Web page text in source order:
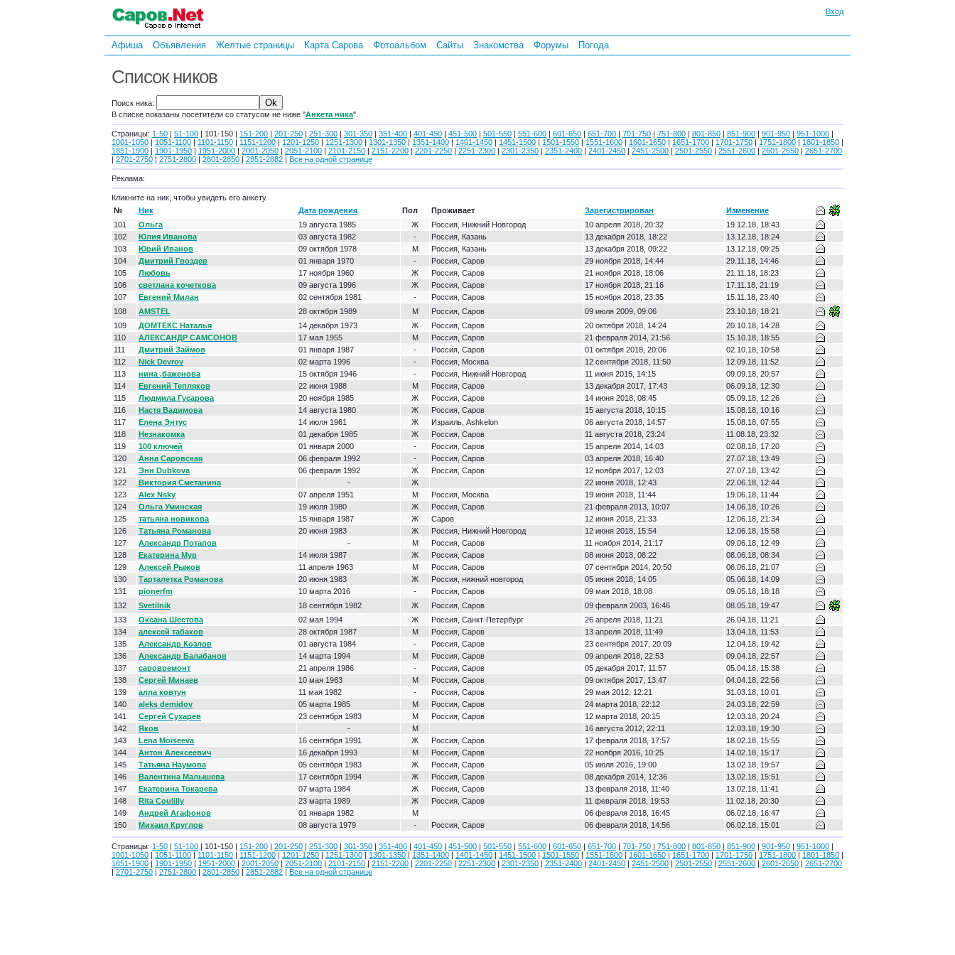
Вход
Афиша Объявления Желтые страницы Карта Сарова Фотоальбом Сайты Знакомства Форумы Погода
Список ников
Поиск ника:
В списке показаны посетители со статусом не ниже "Анкета ника".
Страницы: 1-50 | 51-100 | 101-150 | 151-200 | 201-250 | 251-300 | 301-350 | 351-400 | 401-450 | 451-500 | 501-550 | 551-600 | 601-650 | 651-700 | 701-750 | 751-800 | 801-850 | 851-900 | 901-950 | 951-1000 |
1001-1050 | 1051-1100 | 1101-1150 | 1151-1200 | 1201-1250 | 1251-1300 | 1301-1350 | 1351-1400 | 1401-1450 | 1451-1500 | 1501-1550 | 1551-1600 | 1601-1650 | 1651-1700 | 1701-1750 | 1751-1800 | 1801-1850 |
1851-1900 | 1901-1950 | 1951-2000 | 2001-2050 | 2051-2100 | 2101-2150 | 2151-2200 | 2201-2250 | 2251-2300 | 2301-2350 | 2351-2400 | 2401-2450 | 2451-2500 | 2501-2550 | 2551-2600 | 2601-2650 | 2651-2700
| 2701-2750 | 2751-2800 | 2801-2850 | 2851-2882 | Все на одной странице
Реклама:
Кликните на ник, чтобы увидеть его анкету.
№
Ник Дата рождения Пол Проживает Зарегистрирован
Изменение
101
Ольга 19 августа 1985 Ж Россия, Нижний Новгород 10 апреля 2018, 20:32
19.12.18, 18:43
102
Юлия Иванова 03 августа 1982 - Россия, Казань 13 декабря 2018, 18:22
13.12.18, 18:24
103
Юрий Иванов 09 октября 1978 М Россия, Казань 13 декабря 2018, 09:22
13.12.18, 09:25
104
Дмитрий Гвоздев 01 января 1970 - Россия, Саров 29 ноября 2018, 14:44
29.11.18, 14:46
105
Любовь 17 ноября 1960 Ж Россия, Саров 21 ноября 2018, 18:06
21.11.18, 18:23
106
светлана кочеткова 09 августа 1996 Ж Россия, Саров 17 ноября 2018, 21:16
17.11.18, 21:19
107
Евгений Милан 02 сентября 1981 - Россия, Саров 15 ноября 2018, 23:35
15.11.18, 23:40
108
AMSTEL 28 октября 1989 М Россия, Саров 09 июля 2009, 09:06
23.10.18, 18:21
109
ДОМТЕКС Наталья 14 декабря 1973 Ж Россия, Саров 20 октября 2018, 14:24
20.10.18, 14:28
110
АЛЕКСАНДР САМСОНОВ 17 мая 1955 М Россия, Саров 21 февраля 2014, 21:56
15.10.18, 18:55
111
Дмитрий Займов 01 января 1987 - Россия, Саров 01 октября 2018, 20:06
02.10.18, 10:58
112
Nick Devrov 02 марта 1996 - Россия, Москва 12 сентября 2018, 11:50
12.09.18, 11:52
113
нина ,баженова 15 октября 1946 - Россия, Нижний Новгород 11 июня 2015, 14:15
09.09.18, 20:57
114
Евгений Тепляков 22 июня 1988 М Россия, Саров 13 декабря 2017, 17:43
06.09.18, 12:30
115
Людмила Гусарова 20 ноября 1985 Ж Россия, Саров 14 июня 2018, 08:45
05.09.18, 12:26
116
Настя Вадимова 14 августа 1980 Ж Россия, Саров 15 августа 2018, 10:15
15.08.18, 10:16
117
Елена Энтус 14 июля 1961 Ж Израиль, Ashkelon 06 августа 2018, 14:57
15.08.18, 07:55
118
Незнакомка 01 декабря 1985 Ж Россия, Саров 11 августа 2018, 23:24
11.08.18, 23:32
119
100 ключей 01 января 2000 - Россия, Саров 15 апреля 2014, 14:03
02.08.18, 17:20
120
Анна Саровская 06 февраля 1992 - Россия, Саров 03 апреля 2018, 16:40
27.07.18, 13:49
121
Энн Dubkova 06 февраля 1992 Ж Россия, Саров 12 ноября 2017, 12:03
27.07.18, 13:42
122
Виктория Сметанина - Ж 22 июня 2018, 12:43
22.06.18, 12:44
123
Alex Nsky 07 апреля 1951 М Россия, Москва 19 июня 2018, 11:44
19.06.18, 11:44
124
Ольга Уминская 19 июля 1980 Ж Россия, Саров 21 февраля 2013, 10:07
14.06.18, 10:26
125
татьяна новикова 15 января 1987 Ж Саров 12 июня 2018, 21:33
12.06.18, 21:34
126
Татьяна Романова 20 июня 1983 Ж Россия, Нижний Новгород 12 июня 2018, 15:54
12.06.18, 15:58
127
Александр Потапов - М Россия, Саров 11 ноября 2014, 21:17
09.06.18, 12:49
128
Екатерина Мур 14 июля 1987 Ж Россия, Саров 08 июня 2018, 08:22
08.06.18, 08:34
129
Алексей Рыжов 11 апреля 1963 М Россия, Саров 07 сентября 2014, 20:50
06.06.18, 21:07
130
Тарталетка Романова 20 июня 1983 Ж Россия, нижний новгород 05 июня 2018, 14:05
05.06.18, 14:09
131
pionerfm 10 марта 2016 - Россия, Саров 09 мая 2018, 18:08
09.05.18, 18:18
132
Svetilnik 18 сентября 1982 Ж Россия, Саров 09 февраля 2003, 16:46
08.05.18, 19:47
133
Оксана Шестова 02 мая 1994 Ж Россия, Санкт-Петербург 26 апреля 2018, 11:21
26.04.18, 11:21
134
алексей табаков 28 октября 1987 М Россия, Саров 13 апреля 2018, 11:49
13.04.18, 11:53
135
Александр Козлов 01 августа 1984 - Россия, Саров 23 сентября 2017, 20:09
12.04.18, 19:42
136
Александр Балабанов 14 марта 1994 М Россия, Саров 09 апреля 2018, 22:53
09.04.18, 22:57
137
саровремонт 21 апреля 1986 - Россия, Саров 05 декабря 2017, 11:57
05.04.18, 15:38
138
Сергей Минаев 10 мая 1963 М Россия, Саров 09 октября 2017, 13:47
04.04.18, 22:56
139
алла ковтун 11 мая 1982 - Россия, Саров 29 мая 2012, 12:21
31.03.18, 10:01
140
aleks demidov 05 марта 1985 М Россия, Саров 24 марта 2018, 22:12
24.03.18, 22:59
141
Сергей Сухарев 23 сентября 1983 М Россия, Саров 12 марта 2018, 20:15
12.03.18, 20:24
142
Яков - М 16 августа 2012, 22:11
12.03.18, 19:30
143
Lena Moiseeva 16 сентября 1991 Ж Россия, Саров 17 февраля 2018, 17:57
18.02.18, 15:55
144
Антон Алексеевич 16 декабря 1993 М Россия, Саров 22 ноября 2016, 10:25
14.02.18, 15:17
145
Татьяна Наумова 05 сентября 1983 Ж Россия, Саров 05 июля 2016, 19:00
13.02.18, 19:57
146
Валентина Малышева 17 сентября 1994 Ж Россия, Саров 08 декабря 2014, 12:36
13.02.18, 15:51
147
Екатерина Токарева 07 марта 1984 Ж Россия, Саров 13 февраля 2018, 11:40
13.02.18, 11:41
148
Rita Coulilly 23 марта 1989 Ж Россия, Саров 11 февраля 2018, 19:53
11.02.18, 20:30
149
Aндрей Aгафонов 01 января 1982 М 06 февраля 2018, 16:45
06.02.18, 16:47
150
Михаил Круглов 08 августа 1979 - Россия, Саров 06 февраля 2018, 14:56 06.02.18, 15:01
Страницы: 1-50 | 51-100 | 101-150 | 151-200 | 201-250 | 251-300 | 301-350 | 351-400 | 401-450 | 451-500 | 501-550 | 551-600 | 601-650 | 651-700 | 701-750 | 751-800 | 801-850 | 851-900 | 901-950 | 951-1000 |
1001-1050 | 1051-1100 | 1101-1150 | 1151-1200 | 1201-1250 | 1251-1300 | 1301-1350 | 1351-1400 | 1401-1450 | 1451-1500 | 1501-1550 | 1551-1600 | 1601-1650 | 1651-1700 | 1701-1750 | 1751-1800 | 1801-1850 |
1851-1900 | 1901-1950 | 1951-2000 | 2001-2050 | 2051-2100 | 2101-2150 | 2151-2200 | 2201-2250 | 2251-2300 | 2301-2350 | 2351-2400 | 2401-2450 | 2451-2500 | 2501-2550 | 2551-2600 | 2601-2650 | 2651-2700
| 2701-2750 | 2751-2800 | 2801-2850 | 2851-2882 | Все на одной странице